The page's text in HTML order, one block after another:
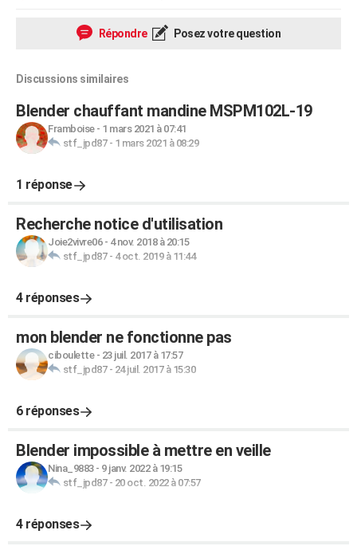
Répondre Posez votre question
Discussions similaires
Blender chauffant mandine MSPM102L-19
Framboise- 1 mars 2021 à 07:41
stf_jpd87- 1 mars 2021 à 08:29
1 réponse
Recherche notice d'utilisation
Joie2vivre06- 4 nov. 2018 à 20:15
stf_jpd87- 4 oct. 2019 à 11:44
4 réponses
mon blender ne fonctionne pas
ciboulette- 23 juil. 2017 à 17:57
stf_jpd87- 24 juil. 2017 à 15:30
6 réponses
Blender impossible à mettre en veille
Nina_9883- 9 janv. 2022 à 19:15
stf_jpd87- 20 oct. 2022 à 07:57
4 réponses